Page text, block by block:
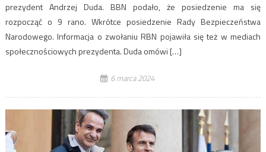
prezydent Andrzej Duda. BBN podało, że posiedzenie ma się
rozpocząć o 9 rano. Wkrótce posiedzenie Rady Bezpieczeństwa
Narodowego. Informacja o zwołaniu RBN pojawiła się też w mediach
społecznościowych prezydenta. Duda omówi […]
6 marca 2024